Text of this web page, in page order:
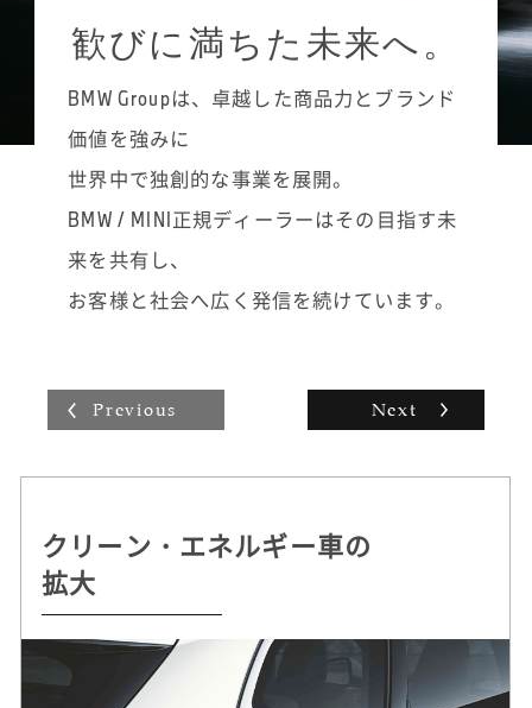
し、冊子にして後輩たちにも渡しています。
ステップアップを目指す楽しさややりがいが
あり、自分の仕事への誇りを持てるのがマイ
スター制度の良さだと思います。
して最高峰であるMINIマイスターへと昇格す
ることができます。まずは着実にMINIテクニ
シャンに昇格し、将来的にはMINIシニア・テ
クニシャンやMINIマイスターを目指したいで
すね。かなり勉強しないと難しいですが、い
つかは背中に「MINI MEISTER」と書かれたオ
ーバーオールを着るのが目標です。
もしれませんが、女性でも扱いやすい工具も
最近は多々ありますので、男性の仕事と思う
で上を目指せるので、興味があればぜひ飛び
込んでみることをおすすめします。
歓びに満ちた未来へ。
BMW Groupは、卓越した商品力とブランド
価値を強みに
世界中で独創的な事業を展開。
BMW / MINI正規ディーラーはその目指す未
来を共有し、
お客様と社会へ広く発信を続けています。
クリーン・エネルギー車の
拡大
持続可能な
クルマづくりを追求
自動運転 /
デジタル・サービスの革新
ドライビング・プレジャー
へのこだわり
Previous Next